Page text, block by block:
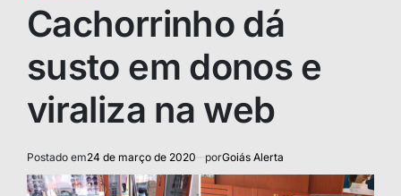
Cachorrinho dá
susto em donos e
viraliza na web
Postado em24 de março de 2020 porGoiás Alerta